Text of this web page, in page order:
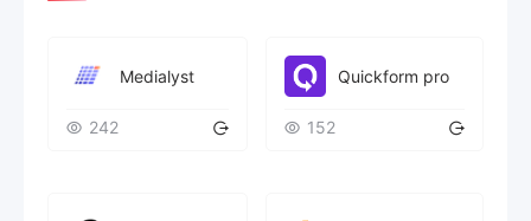
Medialyst
242
Quickform pro
152